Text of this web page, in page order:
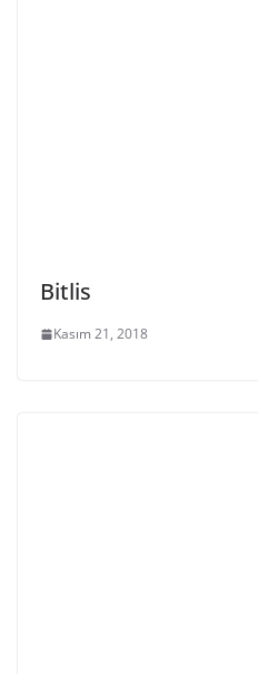
Bitlis
Kasım 21, 2018